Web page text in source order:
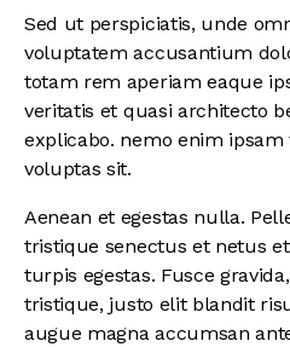
Sed ut perspiciatis, unde
voluptatem accusantium
totam rem aperiam eaque
veritatis et quasi architecto
explicabo. nemo enim
voluptas sit.
Aenean et egestas nulla.
tristique senectus et netus
turpis egestas. Fusce
tristique, justo elit blandit
augue magna accumsan